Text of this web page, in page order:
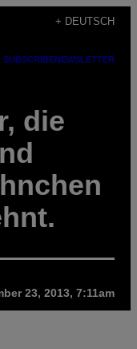
+ DEUTSCH
SUBSCRIBENEWSLETTER
die
23, 2013, 7:11am